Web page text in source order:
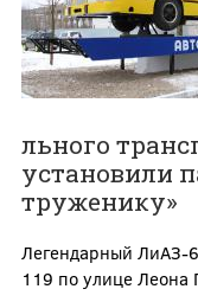
льного
установили
труженику»
Легендарный ЛиАЗ-
119 по улице Леона